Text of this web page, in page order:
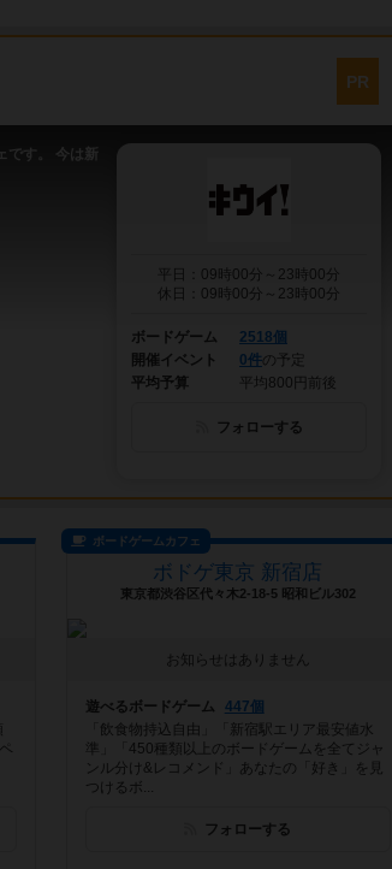
PR
です。 今は新
平日：09時00分～23時00分
休日：09時00分～23時00分
ボードゲーム
2518個
開催イベント
0件の予定
平均予算
平均800円前後
フォローする
ボードゲームカフェ
ボドゲ東京 新宿店
東京都渋谷区代々木2-18-5 昭和ビル302
お知らせはありません
遊べるボードゲーム
447個
「飲食物持込自由」「新宿駅エリア最安値水
準」「450種類以上のボードゲームを全てジャ
ンル分け&レコメンド」あなたの「好き」を見
つけるボ...
フォローする